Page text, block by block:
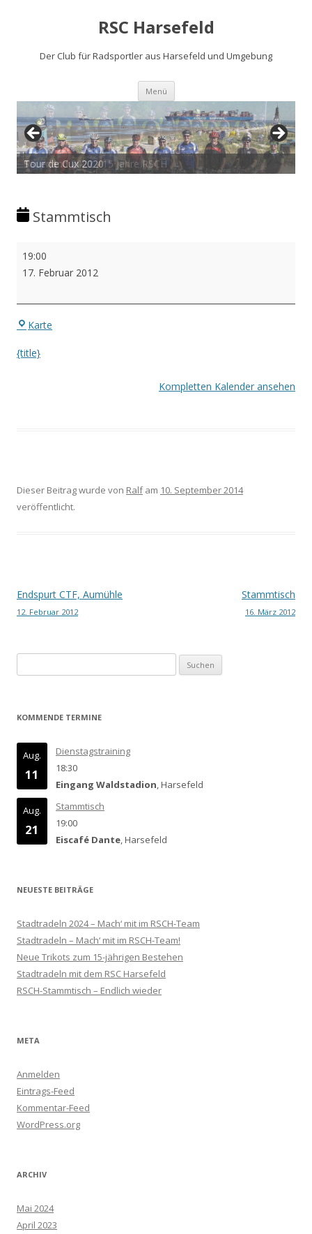
RSC Harsefeld
Der Club für Radsportler aus Harsefeld und Umgebung
Menü Zum
springen
Sauerland 2022 - 15 Jahre RSCH
Tour de Cux 2020
Stammtisch
19:00
17. Februar 2012
Karte
{title}
Kompletten Kalender ansehen
Dieser Beitrag wurde von Ralfam 10. September 2014
veröffentlicht.
Beitrags-
Navigation
Endspurt CTF, Aumühle
12. Februar 2012
Stammtisch
16. März 2012
nach:
KOMMENDE TERMINE
Aug.
11
Dienstagstraining
18:30
Eingang Waldstadion, Harsefeld
Aug.
21
Stammtisch
19:00
Eiscafé Dante, Harsefeld
NEUESTE BEITRÄGE
Stadtradeln 2024 – Mach‘ mit im RSCH-Team
Stadtradeln – Mach‘ mit im RSCH-Team!
Neue Trikots zum 15-jährigen Bestehen
Stadtradeln mit dem RSC Harsefeld
RSCH-Stammtisch – Endlich wieder
META
Anmelden
Eintrags-Feed
Kommentar-Feed
WordPress.org
ARCHIV
Mai 2024
April 2023